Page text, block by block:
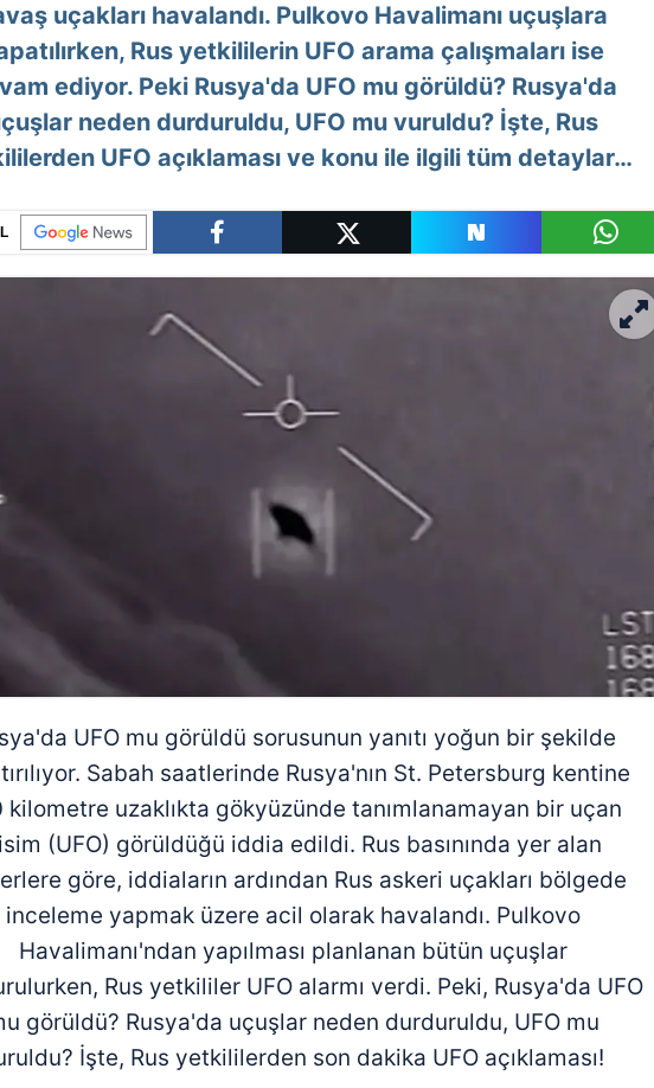
uçakları havalandı. Pulkovo Havalimanı uçuşlara
Rus yetkililerin UFO arama çalışmaları ise
ediyor. Peki Rusya'da UFO mu görüldü? Rusya'da
neden durduruldu, UFO mu vuruldu? İşte, Rus
UFO açıklaması ve konu ile ilgili tüm detaylar…
'da UFO mu görüldü sorusunun yanıtı yoğun bir şekilde
Sabah saatlerinde Rusya'nın St. Petersburg kentine
kilometre uzaklıkta gökyüzünde tanımlanamayan bir uçan
(UFO) görüldüğü iddia edildi. Rus basınında yer alan
göre, iddiaların ardından Rus askeri uçakları bölgede
inceleme yapmak üzere acil olarak havalandı. Pulkovo
Havalimanı'ndan yapılması planlanan bütün uçuşlar
Rus yetkililer UFO alarmı verdi. Peki, Rusya'da UFO
görüldü? Rusya'da uçuşlar neden durduruldu, UFO mu
İşte, Rus yetkililerden son dakika UFO açıklaması!